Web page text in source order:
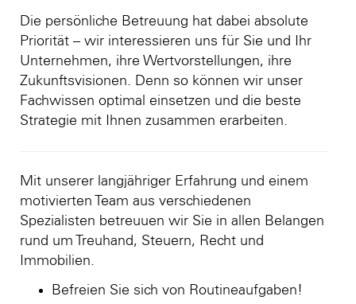
Die persönliche Betreuung hat dabei absolute
Priorität – wir interessieren uns für Sie und Ihr
Unternehmen, ihre Wertvorstellungen, ihre
Zukunftsvisionen. Denn so können wir unser
Fachwissen optimal einsetzen und die beste
Strategie mit Ihnen zusammen erarbeiten.
Mit unserer langjähriger Erfahrung und einem
motivierten Team aus verschiedenen
Spezialisten betreuuen wir Sie in allen Belangen
rund um Treuhand, Steuern, Recht und
Immobilien.
Befreien Sie sich von Routineaufgaben!